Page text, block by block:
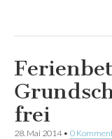
frei
28. Mai 2014• 0